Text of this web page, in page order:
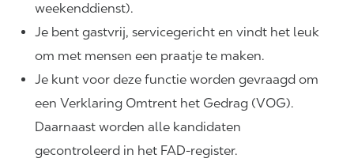
weekenddienst).
Je bent gastvrij, servicegericht en vindt het leuk
om met mensen een praatje te maken.
Je kunt voor deze functie worden gevraagd om
een Verklaring Omtrent het Gedrag (VOG).
Daarnaast worden alle kandidaten
gecontroleerd in het FAD-register.